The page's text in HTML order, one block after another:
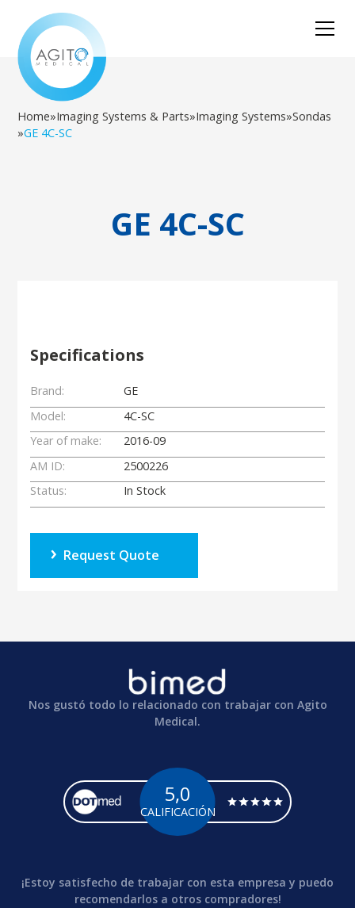
Home»Imaging Systems & Parts»Imaging Systems»Sondas
»GE 4C-SC
GE 4C-SC
Specifications
Brand:
GE
Model:
4C-SC
Year of make:
2016-09
AM ID:
2500226
Status:
In Stock
Request Quote
Nos gustó todo lo relacionado con trabajar con Agito
Medical.
5,0
CALIFICACIÓN
¡Estoy satisfecho de trabajar con esta empresa y puedo
recomendarlos a otros compradores!